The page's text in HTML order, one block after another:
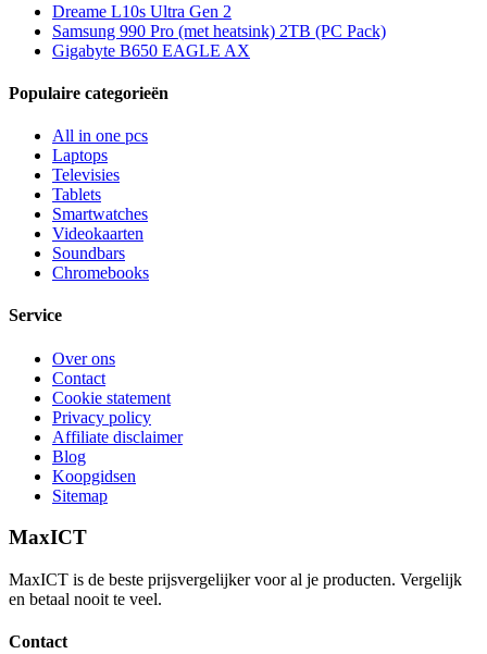
Dreame L10s Ultra Gen 2
Samsung 990 Pro (met heatsink) 2TB (PC Pack)
Gigabyte B650 EAGLE AX
Populaire categorieën
All in one pcs
Laptops
Televisies
Tablets
Smartwatches
Videokaarten
Soundbars
Chromebooks
Service
Over ons
Contact
Cookie statement
Privacy policy
Affiliate disclaimer
Blog
Koopgidsen
Sitemap
MaxICT
MaxICT is de beste prijsvergelijker voor al je producten. Vergelijk
en betaal nooit te veel.
Contact